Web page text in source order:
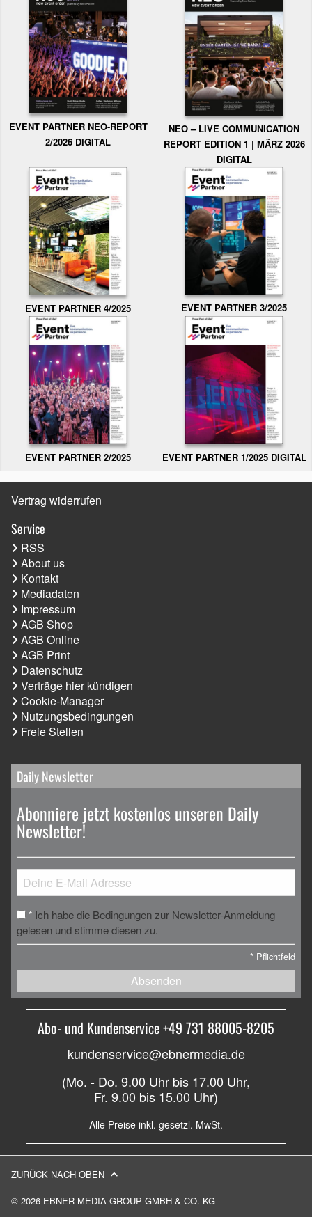
EVENT PARTNER NEO-REPORT
2/2026 DIGITAL
NEO – LIVE COMMUNICATION
REPORT EDITION 1 | MÄRZ 2026
DIGITAL
EVENT PARTNER 4/2025 EVENT PARTNER 3/2025
EVENT PARTNER 2/2025 EVENT PARTNER 1/2025 DIGITAL
Vertrag widerrufen
Service
RSS
About us
Kontakt
Mediadaten
Impressum
AGB Shop
AGB Online
AGB Print
Datenschutz
Verträge hier kündigen
Cookie-Manager
Nutzungsbedingungen
Freie Stellen
Daily Newsletter
Abonniere jetzt kostenlos unseren Daily
Newsletter!
* Ich habe die Bedingungen zur Newsletter-Anmeldung
gelesen und stimme diesen zu.
* Pflichtfeld
Absenden
Abo- und Kundenservice +49 731 88005-8205
kundenservice@ebnermedia.de
(Mo. - Do. 9.00 Uhr bis 17.00 Uhr,
Fr. 9.00 bis 15.00 Uhr)
Alle Preise inkl. gesetzl. MwSt.
© 2026 EBNER MEDIA GROUP GMBH & CO. KG
ZURÜCK NACH OBEN